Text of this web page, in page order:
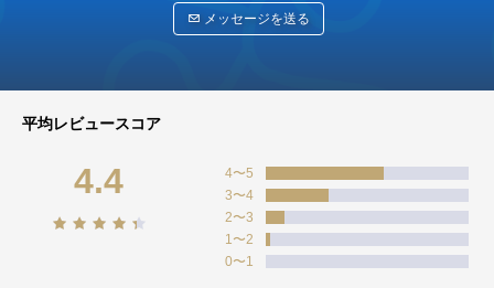
メッセージを送る
平均レビュースコア
4.4
4〜5
3〜4
2〜3
1〜2
0〜1